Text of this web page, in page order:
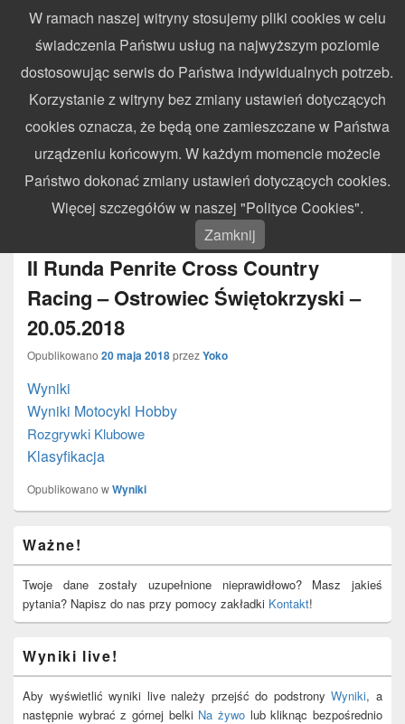
WynikiZawodow.pl
Profesjonalny elektroniczny pomiar czasu – chronometraż zawodów
sportowych
Search
for:
Search
MIESIĄC: MAJ 2018
II Runda Penrite Cross Country
Racing – Ostrowiec Świętokrzyski –
20.05.2018
Opublikowano 20 maja 2018przezYoko
Wyniki
Wyniki Motocykl Hobby
Rozgrywki Klubowe
Klasyfikacja
Opublikowano wWyniki
Sidebar
Widget
Area
Ważne!
Twoje dane zostały uzupełnione nieprawidłowo? Masz jakieś
pytania? Napisz do nas przy pomocy zakładki Kontakt!
Wyniki live!
Aby wyświetlić wyniki live należy przejść do podstronyWyniki, a
następnie wybrać z górnej belki Na żywo lub kliknąc bezpośrednio
W ramach naszej witryny stosujemy pliki cookies w celu
świadczenia Państwu usług na najwyższym poziomie
dostosowując serwis do Państwa indywidualnych potrzeb.
Korzystanie z witryny bez zmiany ustawień dotyczących
cookies oznacza, że będą one zamieszczane w Państwa
urządzeniu końcowym. W każdym momencie możecie
Państwo dokonać zmiany ustawień dotyczących cookies.
Więcej szczegółów w naszej "Polityce Cookies".
Zamknij